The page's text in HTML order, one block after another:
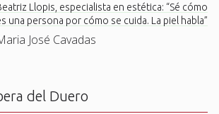
Llopis, especialista en estética: “Sé cómo
una persona por cómo se cuida. La piel habla”
José Cavadas
del Duero